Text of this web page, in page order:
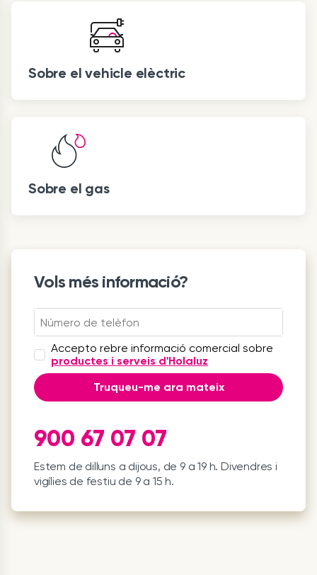
Sobre el vehicle elèctric
Sobre el gas
Vols més informació?
Accepto rebre informació comercial sobre
productes i serveis d'Holaluz
Truqueu-me ara mateix
900 67 07 07
Estem de dilluns a dijous, de 9 a 19 h. Divendres i
vigílies de festiu de 9 a 15 h.